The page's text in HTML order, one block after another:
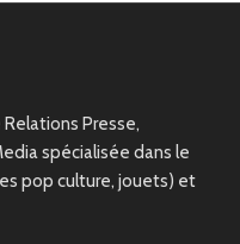
Presse,
spécialisée dans le
pop culture, jouets) et